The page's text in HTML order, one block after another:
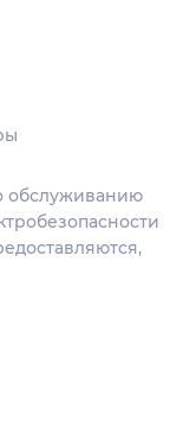
обслуживанию